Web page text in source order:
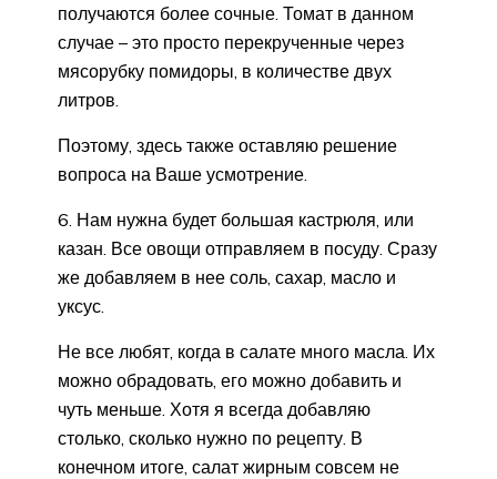
получаются более сочные. Томат в данном
случае – это просто перекрученные через
мясорубку помидоры, в количестве двух
литров.
Поэтому, здесь также оставляю решение
вопроса на Ваше усмотрение.
6. Нам нужна будет большая кастрюля, или
казан. Все овощи отправляем в посуду. Сразу
же добавляем в нее соль, сахар, масло и
уксус.
Не все любят, когда в салате много масла. Их
можно обрадовать, его можно добавить и
чуть меньше. Хотя я всегда добавляю
столько, сколько нужно по рецепту. В
конечном итоге, салат жирным совсем не